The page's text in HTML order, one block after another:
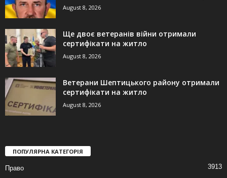
August 8, 2026
Ще двоє ветеранів війни отримали
сертифікати на житло
August 8, 2026
Ветерани Шептицького району отримали
сертифікати на житло
August 8, 2026
ПОПУЛЯРНА КАТЕГОРІЯ
Право 3913